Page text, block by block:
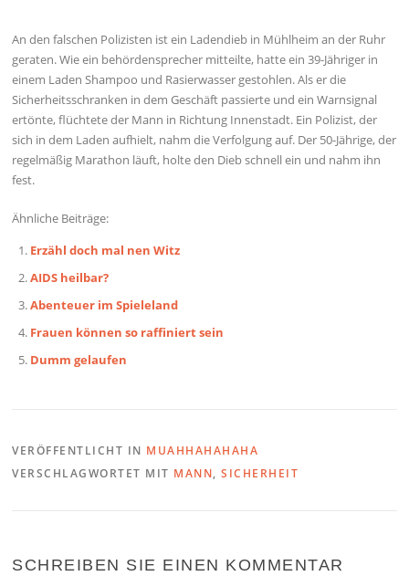
An den falschen Polizisten ist ein Ladendieb in Mühlheim an der Ruhr
geraten. Wie ein behördensprecher mitteilte, hatte ein 39-Jähriger in
einem Laden Shampoo und Rasierwasser gestohlen. Als er die
Sicherheitsschranken in dem Geschäft passierte und ein Warnsignal
ertönte, flüchtete der Mann in Richtung Innenstadt. Ein Polizist, der
sich in dem Laden aufhielt, nahm die Verfolgung auf. Der 50-Jährige, der
regelmäßig Marathon läuft, holte den Dieb schnell ein und nahm ihn
fest.
Ähnliche Beiträge:
Erzähl doch mal nen Witz
AIDS heilbar?
Abenteuer im Spieleland
Frauen können so raffiniert sein
Dumm gelaufen
VERÖFFENTLICHT IN MUAHHAHAHAHA
VERSCHLAGWORTET MIT MANN,SICHERHEIT
SCHREIBEN SIE EINEN KOMMENTAR